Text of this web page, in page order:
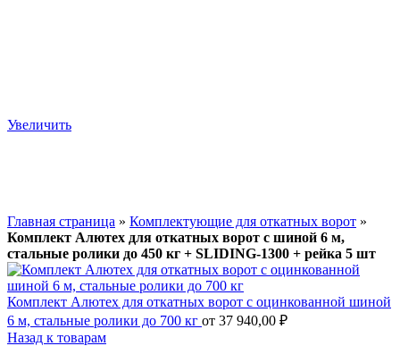
Увеличить
Главная страница » Комплектующие для откатных ворот »
Комплект Алютех для откатных ворот с шиной 6 м,
стальные ролики до 450 кг + SLIDING-1300 + рейка 5 шт
Комплект Алютех для откатных ворот с оцинкованной шиной
6 м, стальные ролики до 700 кг от 37 940,00 ₽
Назад к товарам